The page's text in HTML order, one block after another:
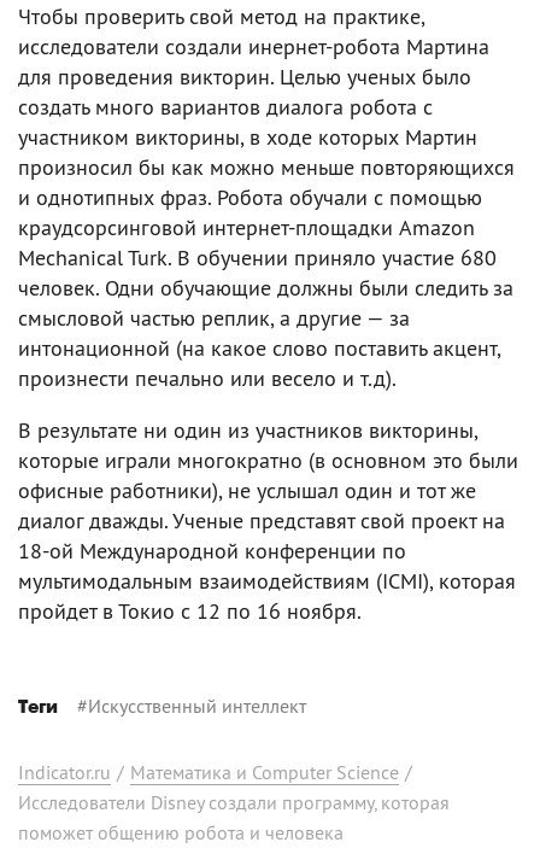
Чтобы проверить свой метод на практике,
исследователи создали инернет-робота Мартина
для проведения викторин. Целью ученых было
создать много вариантов диалога робота с
участником викторины, в ходе которых Мартин
произносил бы как можно меньше повторяющихся
и однотипных фраз. Робота обучали с помощью
краудсорсинговой интернет-площадки Amazon
Mechanical Turk. В обучении приняло участие 680
человек. Одни обучающие должны были следить за
смысловой частью реплик, а другие — за
интонационной (на какое слово поставить акцент,
произнести печально или весело и т.д).
В результате ни один из участников викторины,
которые играли многократно (в основном это были
офисные работники), не услышал один и тот же
диалог дважды. Ученые представят свой проект на
18-ой Международной конференции по
мультимодальным взаимодействиям (ICMI), которая
пройдет в Токио с 12 по 16 ноября.
Теги #Искусственный интеллект
Indicator.ru / Математика и Computer Science /
Исследователи Disney создали программу, которая
поможет общению робота и человека